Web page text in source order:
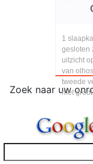
1
gesloten
uitzicht
van
tweede
met
Zoek naar uw